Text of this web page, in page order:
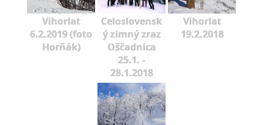
Vihorlat
6.2.2019 (foto
Horňák)
Celoslovensk
ý zimný zraz
Oščadnica
25.1. -
28.1.2018
Vihorlat
19.2.2018